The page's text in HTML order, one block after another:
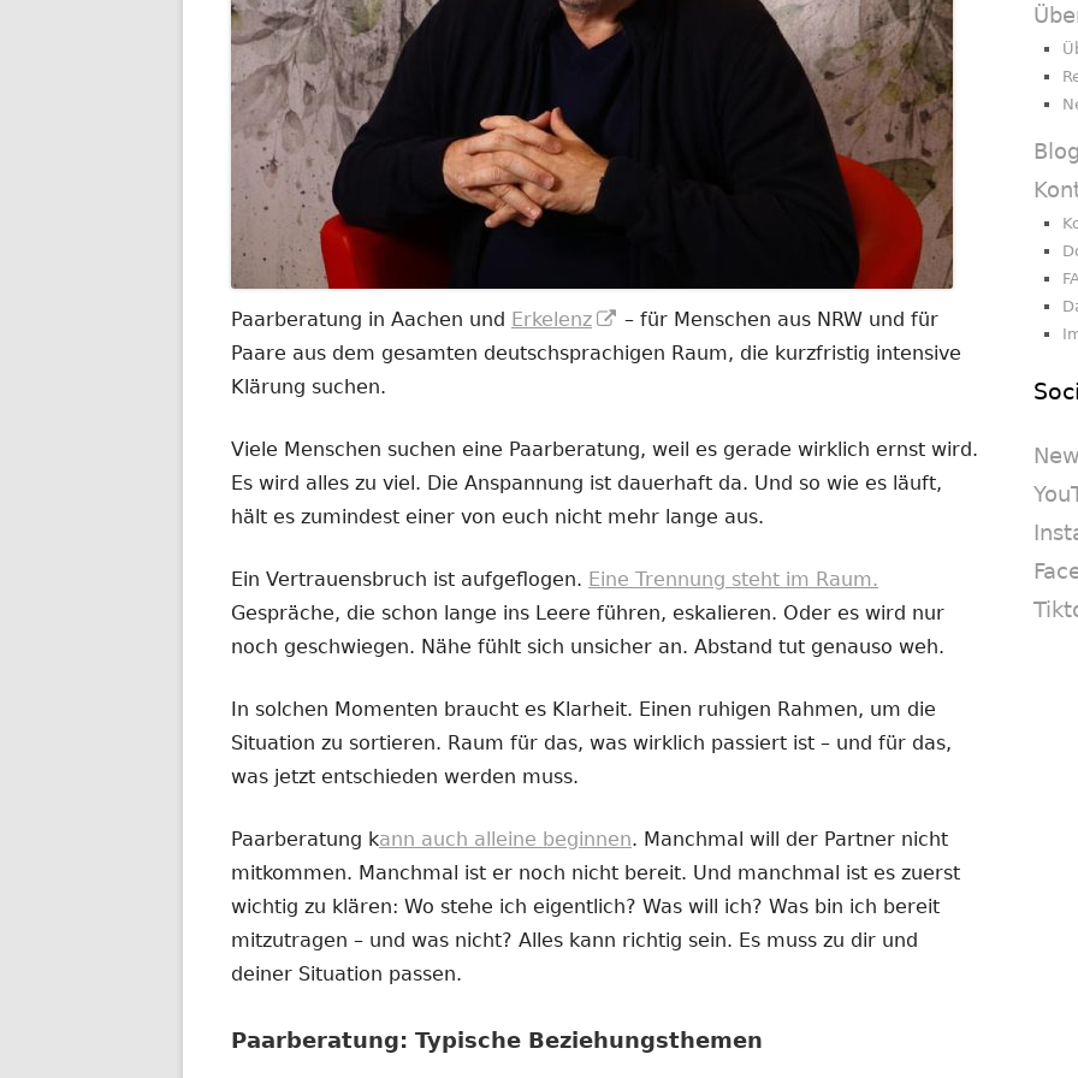
Paarberatung in Aachen und Erkelenz
In
neuem
– für Menschen aus NRW und für
Paare aus dem gesamten deutschsprachigen Raum, die kurzfristig intensive
Klärung suchen.
Viele Menschen suchen eine Paarberatung, weil es gerade wirklich ernst wird.
Es wird alles zu viel. Die Anspannung ist dauerhaft da. Und so wie es läuft,
hält es zumindest einer von euch nicht mehr lange aus.
Ein Vertrauensbruch ist aufgeflogen. Eine Trennung steht im Raum.
Gespräche, die schon lange ins Leere führen, eskalieren. Oder es wird nur
noch geschwiegen. Nähe fühlt sich unsicher an. Abstand tut genauso weh.
In solchen Momenten braucht es Klarheit. Einen ruhigen Rahmen, um die
Situation zu sortieren. Raum für das, was wirklich passiert ist – und für das,
was jetzt entschieden werden muss.
Paarberatung kann auch alleine beginnen. Manchmal will der Partner nicht
mitkommen. Manchmal ist er noch nicht bereit. Und manchmal ist es zuerst
wichtig zu klären: Wo stehe ich eigentlich? Was will ich? Was bin ich bereit
mitzutragen – und was nicht? Alles kann richtig sein. Es muss zu dir und
deiner Situation passen.
Paarberatung: Typische Beziehungsthemen
Blog